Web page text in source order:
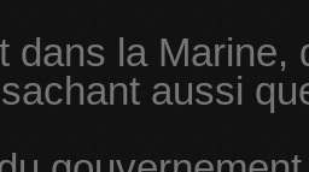
dans la Marine,
aussi